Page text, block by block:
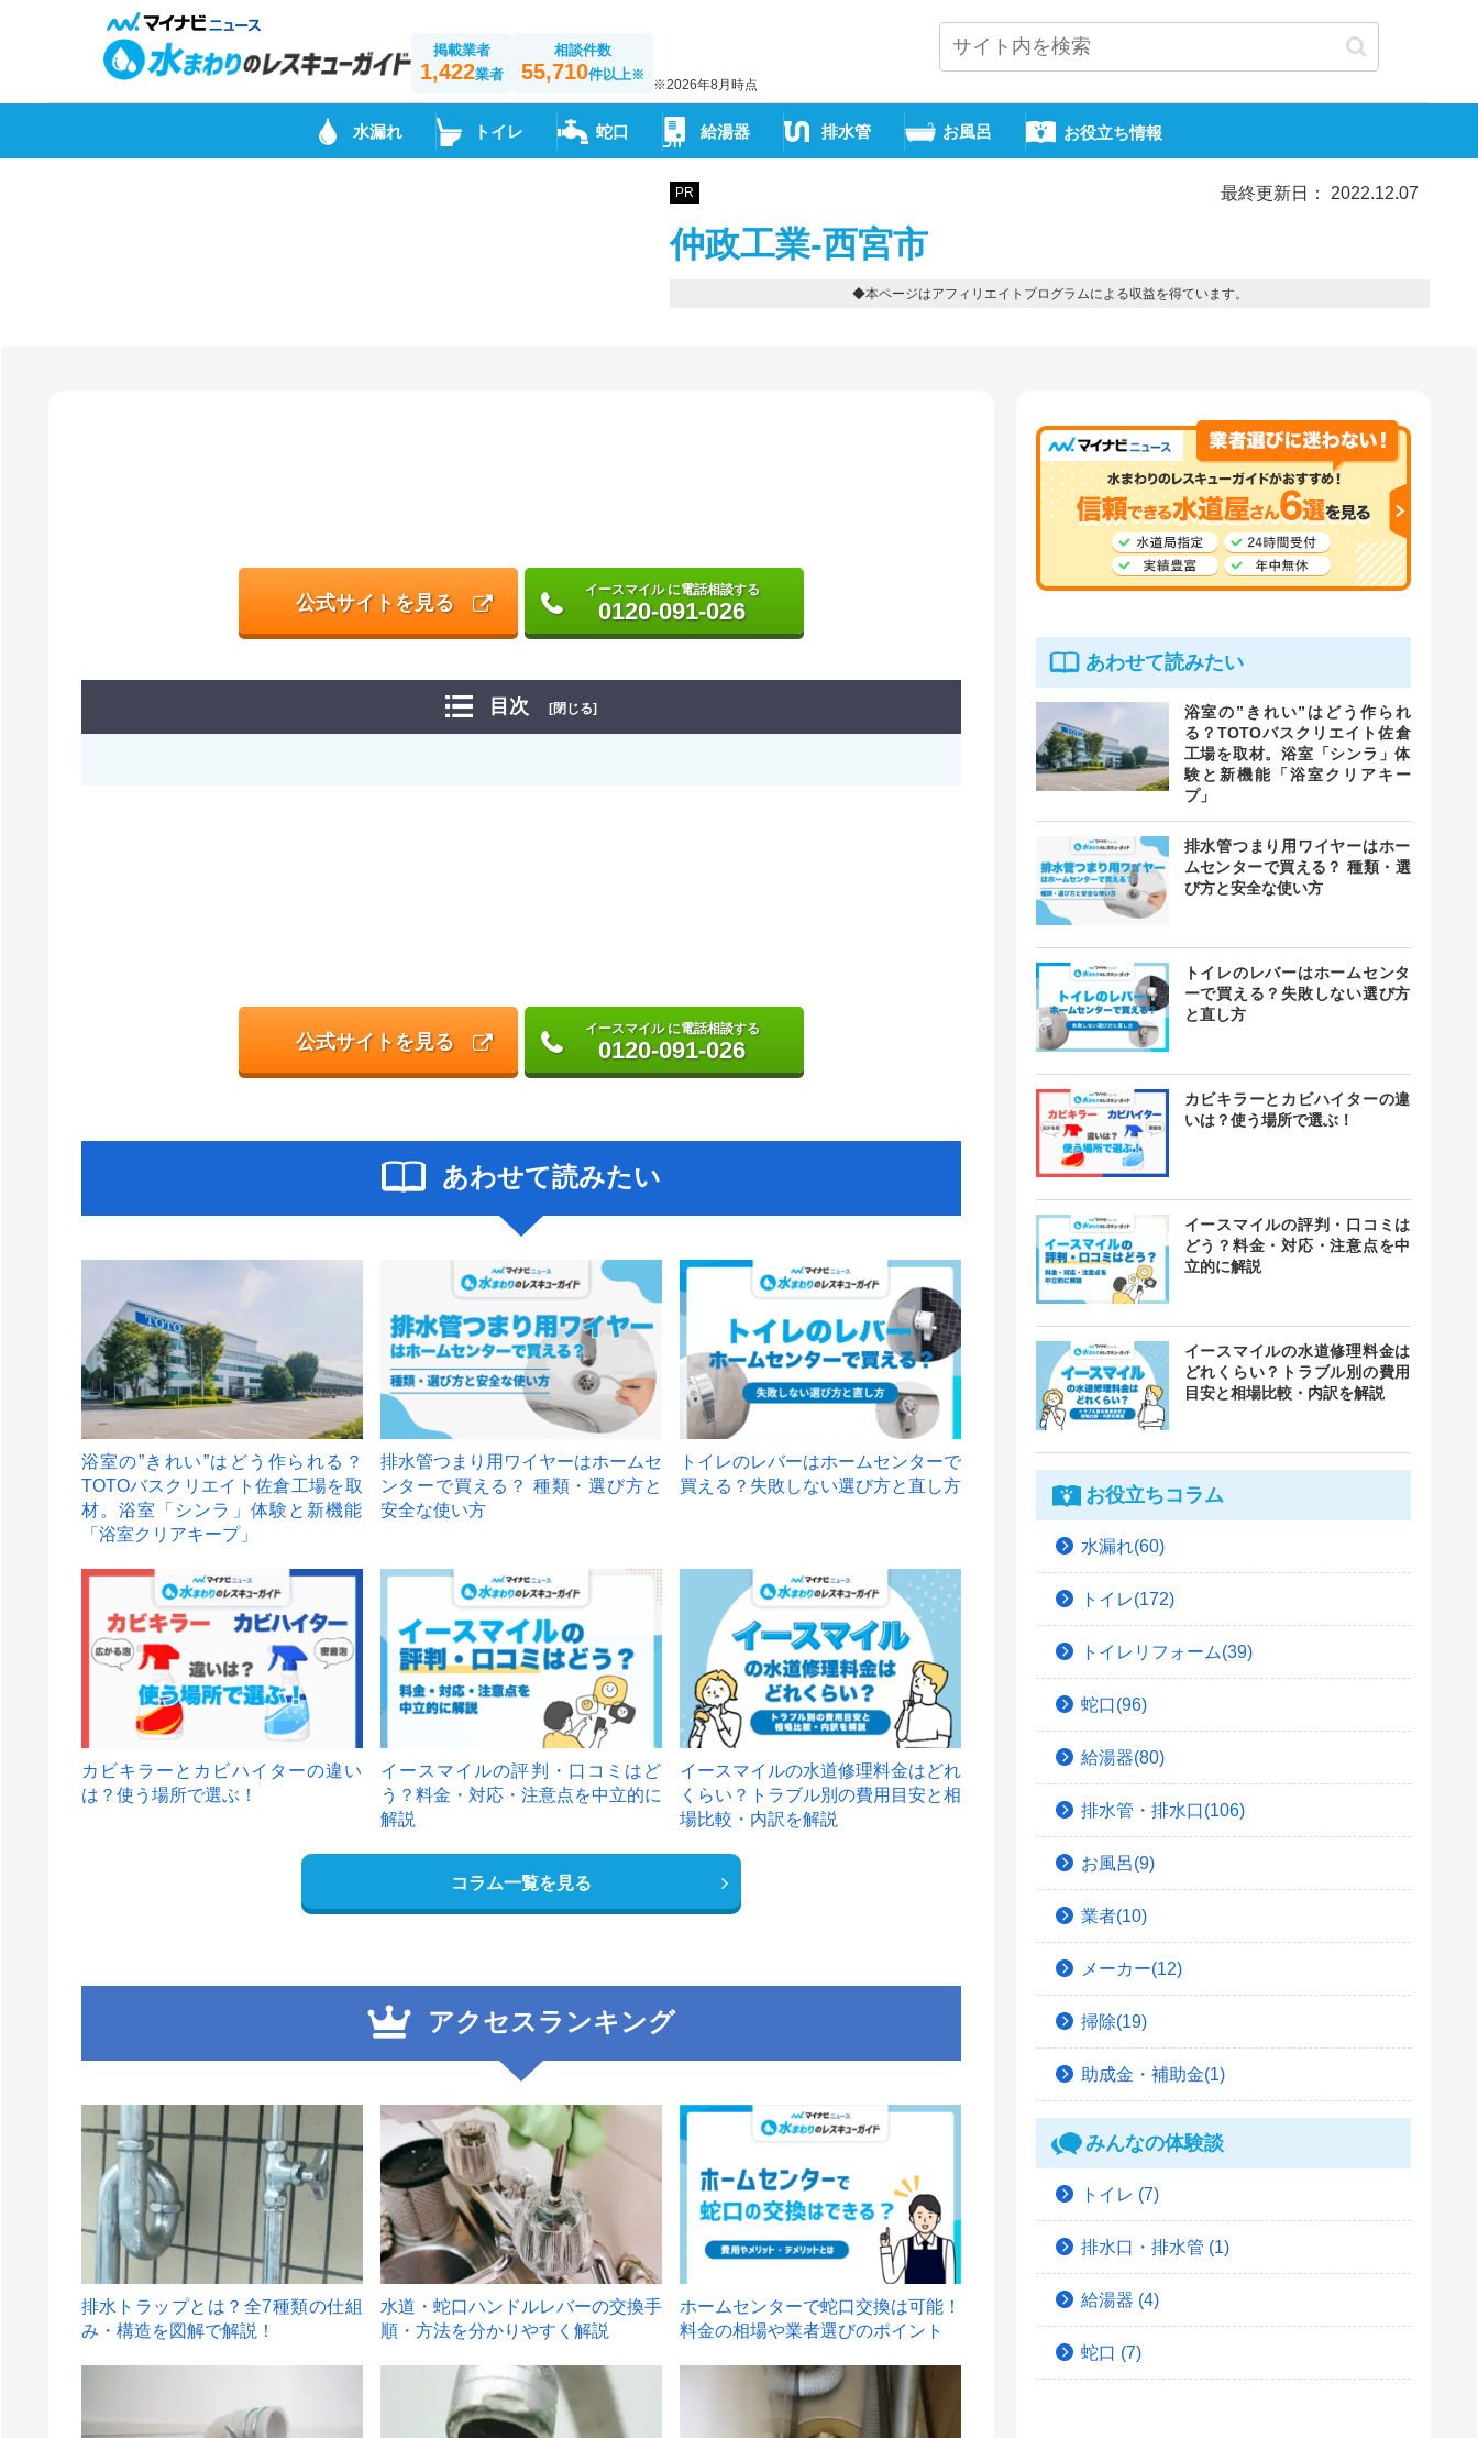
掲載業者
1,422業者
相談件数
55,710件以上※
※2026年8月時点
水漏れ トイレ 蛇口 給湯器 排水管 お風呂 お役立ち情報
PR 最終更新日： 2022.12.07
仲政工業-西宮市
◆本ページはアフィリエイトプログラムによる収益を得ています。
公式サイトを見る
イースマイル に電話相談する
0120-091-026
目次 [閉じる]
公式サイトを見る
イースマイル に電話相談する
0120-091-026
あわせて読みたい
浴室の”きれい”はどう作られる？
TOTOバスクリエイト佐倉工場を取
材。浴室「シンラ」体験と新機能
「浴室クリアキープ」
排水管つまり用ワイヤーはホームセ
ンターで買える？ 種類・選び方と
安全な使い方
トイレのレバーはホームセンターで
買える？失敗しない選び方と直し方
カビキラーとカビハイターの違い
は？使う場所で選ぶ！
イースマイルの評判・口コミはど
う？料金・対応・注意点を中立的に
解説
イースマイルの水道修理料金はどれ
くらい？トラブル別の費用目安と相
場比較・内訳を解説
コラム一覧を見る
アクセスランキング
1
排水トラップとは？全7種類の仕組
み・構造を図解で解説！
2
水道・蛇口ハンドルレバーの交換手
順・方法を分かりやすく解説
ホームセンターで蛇口交換は可能！
料金の相場や業者選びのポイント
あわせて読みたい
浴室の”きれい”はどう作られ
る？TOTOバスクリエイト佐倉
工場を取材。浴室「シンラ」体
験と新機能「浴室クリアキー
プ」
排水管つまり用ワイヤーはホー
ムセンターで買える？ 種類・選
び方と安全な使い方
トイレのレバーはホームセンタ
ーで買える？失敗しない選び方
と直し方
カビキラーとカビハイターの違
いは？使う場所で選ぶ！
イースマイルの評判・口コミは
どう？料金・対応・注意点を中
立的に解説
イースマイルの水道修理料金は
どれくらい？トラブル別の費用
目安と相場比較・内訳を解説
お役立ちコラム
水漏れ(60)
トイレ(172)
トイレリフォーム(39)
蛇口(96)
給湯器(80)
排水管・排水口(106)
お風呂(9)
業者(10)
メーカー(12)
掃除(19)
助成金・補助金(1)
みんなの体験談
トイレ (7)
排水口・排水管 (1)
給湯器 (4)
蛇口 (7)